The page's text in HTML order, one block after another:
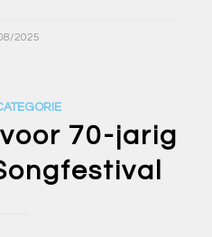
2025
70-jarig